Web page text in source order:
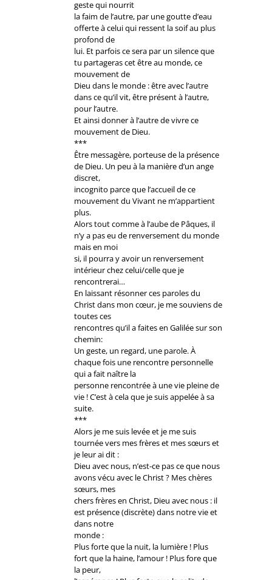
geste qui nourrit
la faim de l’autre, par une goutte d’eau
offerte à celui qui ressent la soif au plus
profond de
lui. Et parfois ce sera par un silence que
tu partageras cet être au monde, ce
mouvement de
Dieu dans le monde : être avec l’autre
dans ce qu’il vit, être présent à l’autre,
pour l’autre.
Et ainsi donner à l’autre de vivre ce
mouvement de Dieu.
***
Être messagère, porteuse de la présence
de Dieu. Un peu à la manière d’un ange
discret,
incognito parce que l’accueil de ce
mouvement du Vivant ne m’appartient
plus.
Alors tout comme à l’aube de Pâques, il
n’y a pas eu de renversement du monde
mais en moi
si, il pourra y avoir un renversement
intérieur chez celui/celle que je
rencontrerai…
En laissant résonner ces paroles du
Christ dans mon cœur, je me souviens de
toutes ces
rencontres qu’il a faites en Galilée sur son
chemin:
Un geste, un regard, une parole. À
chaque fois une rencontre personnelle
qui a fait naître la
personne rencontrée à une vie pleine de
vie ! C’est à cela que je suis appelée à sa
suite.
***
Alors je me suis levée et je me suis
tournée vers mes frères et mes sœurs et
je leur ai dit :
Dieu avec nous, n’est-ce pas ce que nous
avons vécu avec le Christ ? Mes chères
sœurs, mes
chers frères en Christ, Dieu avec nous : il
est présence (discrète) dans notre vie et
dans notre
monde :
Plus forte que la nuit, la lumière ! Plus
fort que la haine, l’amour ! Plus fore que
la peur,